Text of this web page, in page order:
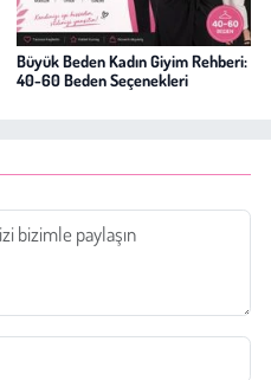
Büyük Beden Kadın Giyim Rehberi:
40-60 Beden Seçenekleri